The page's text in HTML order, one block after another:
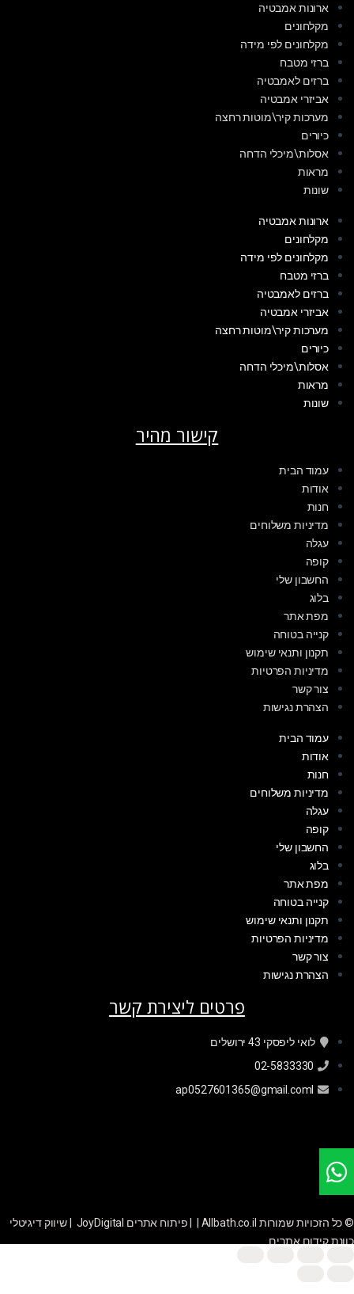
ארונות אמבטיה
מקלחונים
מקלחונים לפי מידה
ברזי מטבח
ברזים לאמבטיה
אביזרי אמבטיה
מערכות קיר\מוטות רחצה
כיורים
אסלות\מיכלי הדחה
מראות
שונות
ארונות אמבטיה
מקלחונים
מקלחונים לפי מידה
ברזי מטבח
ברזים לאמבטיה
אביזרי אמבטיה
מערכות קיר\מוטות רחצה
כיורים
אסלות\מיכלי הדחה
מראות
שונות
קישור מהיר
עמוד הבית
אודות
חנות
מדיניות משלוחים
עגלה
קופה
החשבון שלי
בלוג
מפת אתר
קנייה בטוחה
תקנון ותנאי שימוש
מדיניות הפרטיות
צור קשר
הצהרת נגישות
עמוד הבית
אודות
חנות
מדיניות משלוחים
עגלה
קופה
החשבון שלי
בלוג
מפת אתר
קנייה בטוחה
תקנון ותנאי שימוש
מדיניות הפרטיות
צור קשר
הצהרת נגישות
פרטים ליצירת קשר
לואי ליפסקי 43 ירושלים
02-5833330
ap0527601365@gmail.coml
© כל הזכויות שמורות Allbath.co.il | | פיתוח אתרים JoyDigital
שיווק דיגיטלי
כוונת קידום אתרים